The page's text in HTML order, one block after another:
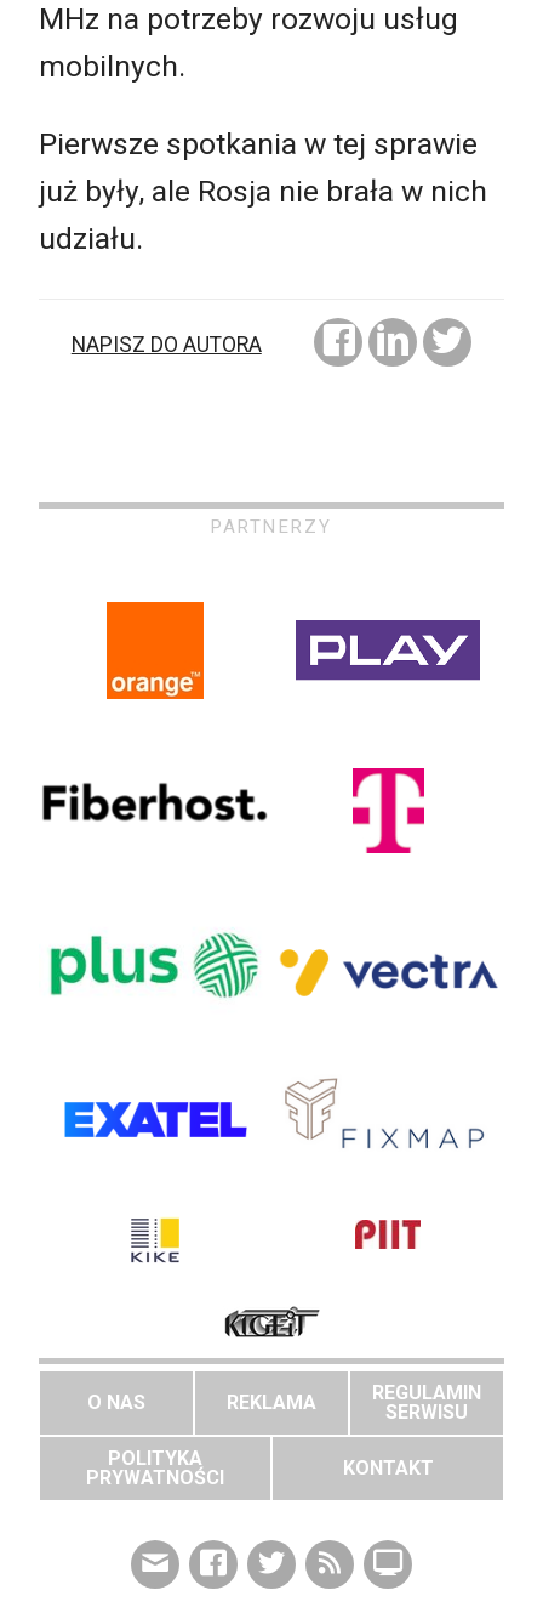
MHz na potrzeby rozwoju usług
mobilnych.
Pierwsze spotkania w tej sprawie
już były, ale Rosja nie brała w nich
udziału.
NAPISZ DO AUTORA
PARTNERZY
O NAS REKLAMA
REGULAMIN
SERWISU
POLITYKA
PRYWATNOŚCI
KONTAKT